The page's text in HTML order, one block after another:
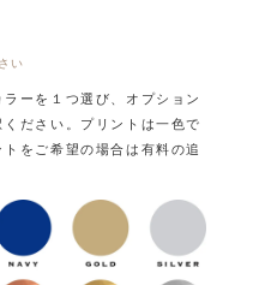
い
ーを１つ選び、オプション
ださい。 プリントは一色で
トをご希望の場合は有料の追